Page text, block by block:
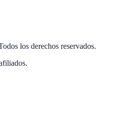
los derechos reservados.